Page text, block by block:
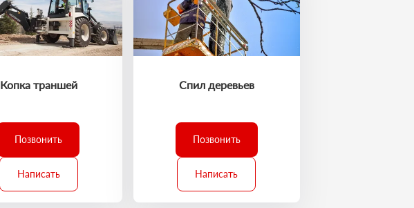
Копка траншей
Позвонить
Написать
Спил деревьев
Позвонить
Написать